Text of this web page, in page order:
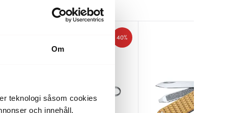
Om
teknologi såsom cookies
och innehåll,
40%